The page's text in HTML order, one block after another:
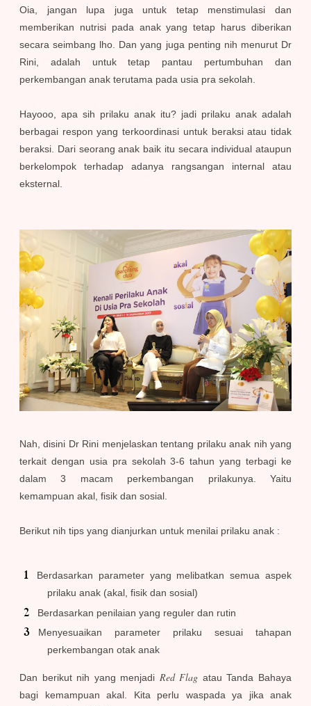
Oia, jangan lupa juga untuk tetap menstimulasi dan
memberikan nutrisi pada anak yang tetap harus diberikan
secara seimbang lho. Dan yang juga penting nih menurut Dr
Rini, adalah untuk tetap pantau pertumbuhan dan
perkembangan anak terutama pada usia pra sekolah.
Hayooo, apa sih prilaku anak itu? jadi prilaku anak adalah
berbagai respon yang terkoordinasi untuk beraksi atau tidak
beraksi. Dari seorang anak baik itu secara individual ataupun
berkelompok terhadap adanya rangsangan internal atau
eksternal.
Nah, disini Dr Rini menjelaskan tentang prilaku anak nih yang
terkait dengan usia pra sekolah 3-6 tahun yang terbagi ke
dalam 3 macam perkembangan prilakunya. Yaitu
kemampuan akal, fisik dan sosial.
Berikut nih tips yang dianjurkan untuk menilai prilaku anak :
Berdasarkan parameter yang melibatkan semua aspek
prilaku anak (akal, fisik dan sosial)
Berdasarkan penilaian yang reguler dan rutin
Menyesuaikan parameter prilaku sesuai tahapan
perkembangan otak anak
Dan berikut nih yang menjadi Red Flag atau Tanda Bahaya
bagi kemampuan akal. Kita perlu waspada ya jika anak